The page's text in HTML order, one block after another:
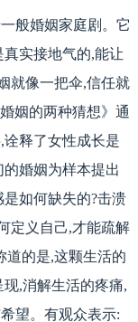
般婚姻家庭剧。它
实接地气的,能让
就像一把伞,信任就
姻的两种猜想》通
释了女性成长是
婚姻为样本提出
如何缺失的?击溃
定义自己,才能疏解
道的是,这颗生活的
,消解生活的疼痛,
望。有观众表示: